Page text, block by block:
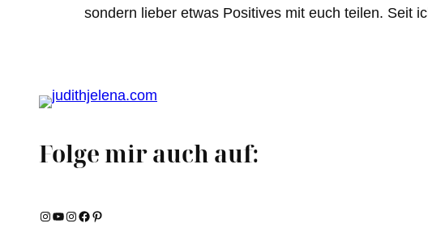
sondern lieber etwas Positives mit euch teilen. Seit
Folge mir auch auf:
Instagram YouTube Instagram Facebook Pinterest